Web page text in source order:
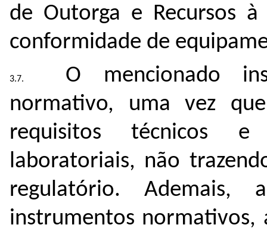
de Outorga e Recursos
conformidade de
O mencionado
normativo, uma vez
requisitos técnicos e
laboratoriais, não
regulatório.
instrumentos normativos,